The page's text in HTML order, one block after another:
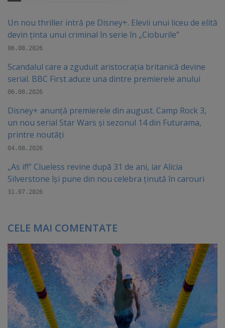
Un nou thriller intră pe Disney+. Elevii unui liceu de elită
devin ținta unui criminal în serie în „Cioburile”
06.08.2026
Scandalul care a zguduit aristocrația britanică devine
serial. BBC First aduce una dintre premierele anului
06.08.2026
Disney+ anunță premierele din august. Camp Rock 3,
un nou serial Star Wars și sezonul 14 din Futurama,
printre noutăți
04.08.2026
„As if!” Clueless revine după 31 de ani, iar Alicia
Silverstone își pune din nou celebra ținută în carouri
31.07.2026
CELE MAI COMENTATE